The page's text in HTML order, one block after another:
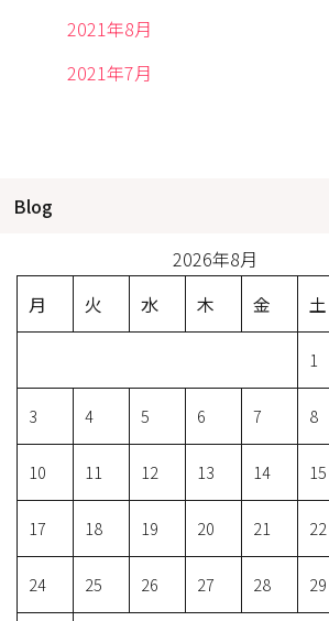
2021年8月
2021年7月
Blog
2026年8月
月
火 水 木 金 土
1
3 4 5 6 7 8
10 11 12 13 14 15
17 18 19 20 21 22
24 25 26 27 28 29